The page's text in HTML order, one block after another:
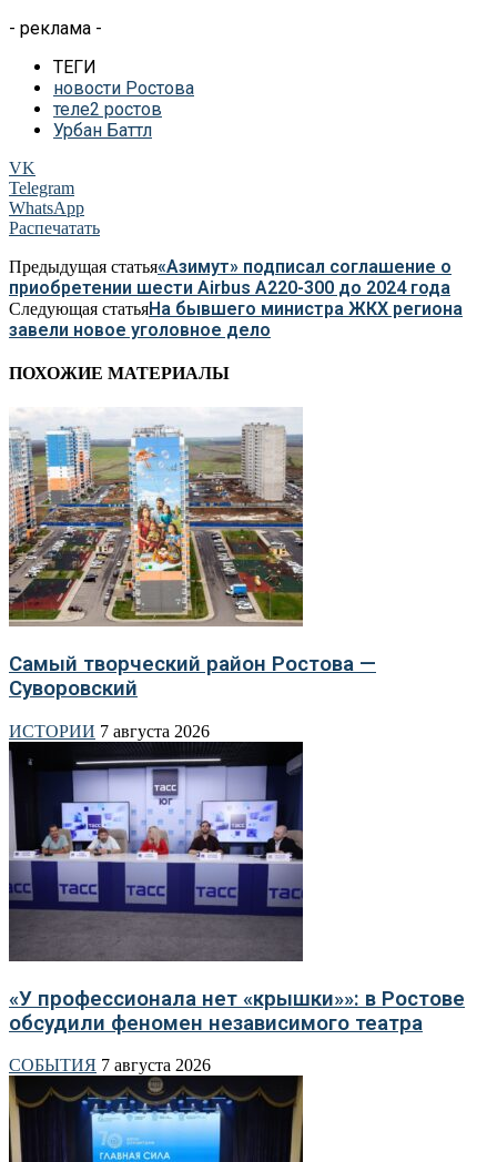
- реклама -
ТЕГИ
новости Ростова
теле2 ростов
Урбан Баттл
VK
Telegram
WhatsApp
Распечатать
Предыдущая статья«Азимут» подписал соглашение о
приобретении шести Airbus A220-300 до 2024 года
Следующая статьяНа бывшего министра ЖКХ региона
завели новое уголовное дело
ПОХОЖИЕ МАТЕРИАЛЫ
Самый творческий район Ростова —
Суворовский
ИСТОРИИ 7 августа 2026
«У профессионала нет «крышки»»: в Ростове
обсудили феномен независимого театра
СОБЫТИЯ 7 августа 2026